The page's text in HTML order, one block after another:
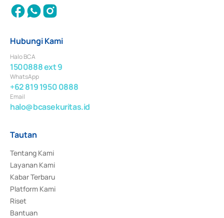
Hubungi Kami
Halo BCA
1500888 ext 9
WhatsApp
+62 819 1950 0888
Email
halo@bcasekuritas.id
Tautan
Tentang Kami
Layanan Kami
Kabar Terbaru
Platform Kami
Riset
Bantuan